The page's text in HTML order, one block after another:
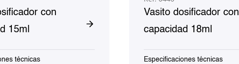
con
15ml
técnicas
Vasito dosificador con
capacidad 18ml
Especificaciones técnicas